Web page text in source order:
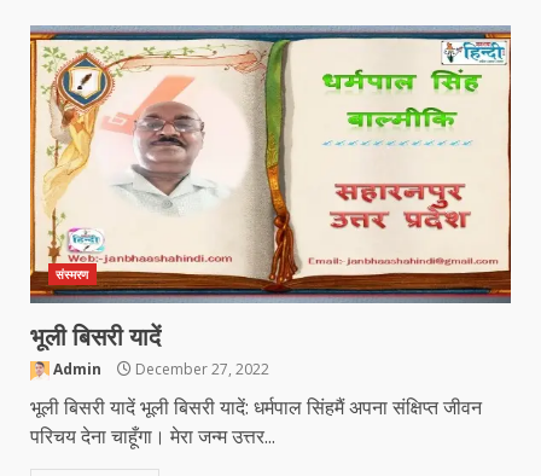
संस्मरण
भूली बिसरी यादें
Admin December 27, 2022
भूली बिसरी यादें भूली बिसरी यादें: धर्मपाल सिंहमैं अपना संक्षिप्त जीवन
परिचय देना चाहूँगा। मेरा जन्म उत्तर...